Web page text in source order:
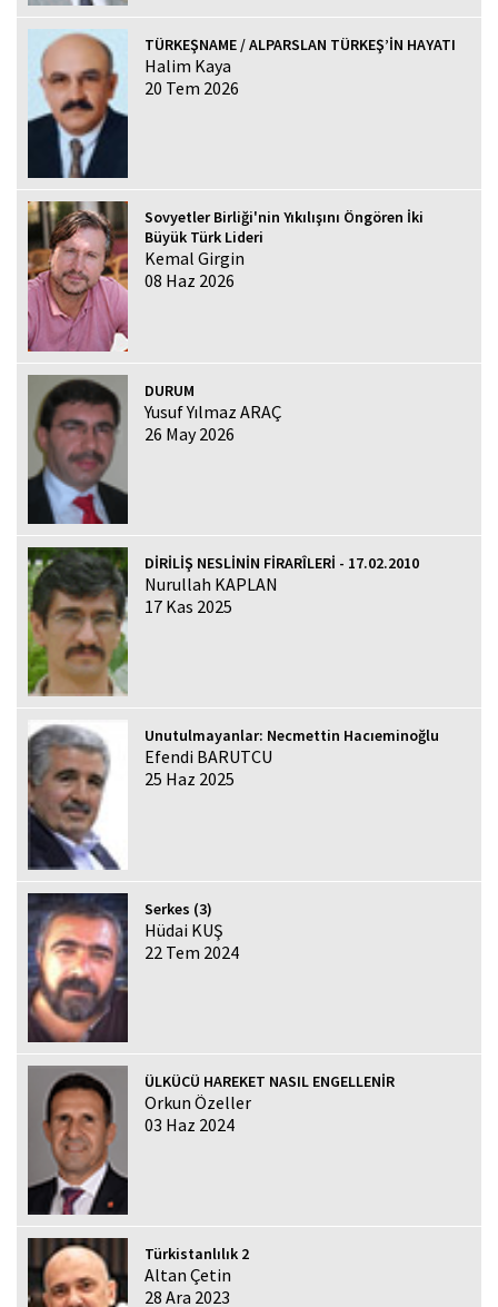
TÜRKEŞNAME / ALPARSLAN TÜRKEŞ’İN HAYATI
Halim Kaya
20 Tem 2026
Sovyetler Birliği'nin Yıkılışını Öngören İki
Büyük Türk Lideri
Kemal Girgin
08 Haz 2026
DURUM
Yusuf Yılmaz ARAÇ
26 May 2026
DİRİLİŞ NESLİNİN FİRARÎLERİ - 17.02.2010
Nurullah KAPLAN
17 Kas 2025
Unutulmayanlar: Necmettin Hacıeminoğlu
Efendi BARUTCU
25 Haz 2025
Serkes (3)
Hüdai KUŞ
22 Tem 2024
ÜLKÜCÜ HAREKET NASIL ENGELLENİR
Orkun Özeller
03 Haz 2024
Türkistanlılık 2
Altan Çetin
28 Ara 2023